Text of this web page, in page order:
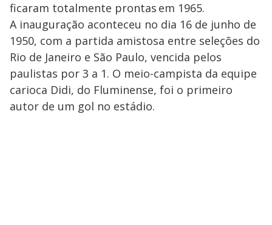
ficaram totalmente prontas em 1965.
A inauguração aconteceu no dia 16 de junho de
1950, com a partida amistosa entre seleções do
Rio de Janeiro e São Paulo, vencida pelos
paulistas por 3 a 1. O meio-campista da equipe
carioca Didi, do Fluminense, foi o primeiro
autor de um gol no estádio.